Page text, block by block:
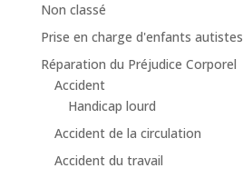
Non classé
Prise en charge d'enfants autistes
Réparation du Préjudice Corporel
Accident
Handicap lourd
Accident de la circulation
Accident du travail